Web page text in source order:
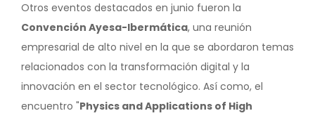
Otros eventos destacados en junio fueron la
Convención Ayesa-Ibermática, una reunión
empresarial de alto nivel en la que se abordaron temas
relacionados con la transformación digital y la
innovación en el sector tecnológico. Así como, el
encuentro "Physics and Applications of High